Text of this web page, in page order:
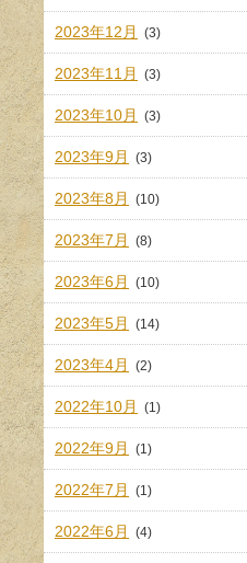
2023年12月 (3)
2023年11月 (3)
2023年10月 (3)
2023年9月 (3)
2023年8月 (10)
2023年7月 (8)
2023年6月 (10)
2023年5月 (14)
2023年4月 (2)
2022年10月 (1)
2022年9月 (1)
2022年7月 (1)
2022年6月 (4)